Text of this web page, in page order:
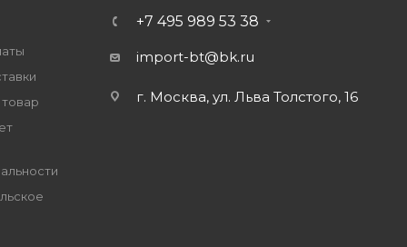
+7 495 989 53 38
import-bt@bk.ru
г. Москва, ул. Льва Толстого, 16